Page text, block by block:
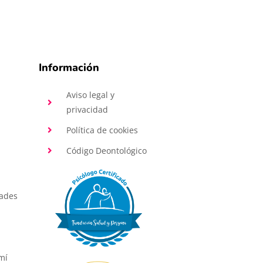
Información
Aviso legal y
privacidad
Política de cookies
Código Deontológico